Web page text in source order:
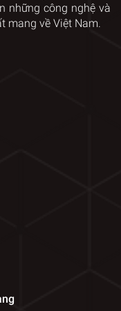
những công nghệ và
mang về Việt Nam.